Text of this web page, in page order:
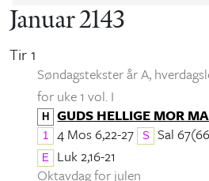
Januar 2143
Tir 1
Søndagstekster år A,
for uke 1 vol. I
H GUDS HELLIGE MOR
1 4 Mos 6,22-27 S Sal
E
Luk 2,16-21
Oktavdag for julen